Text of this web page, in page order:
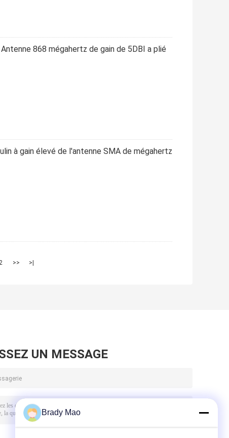
868 mégahertz de gain de 5DBI a plié
à gain élevé de l'antenne SMA de mégahertz
>> >|
UN MESSAGE
Brady Mao